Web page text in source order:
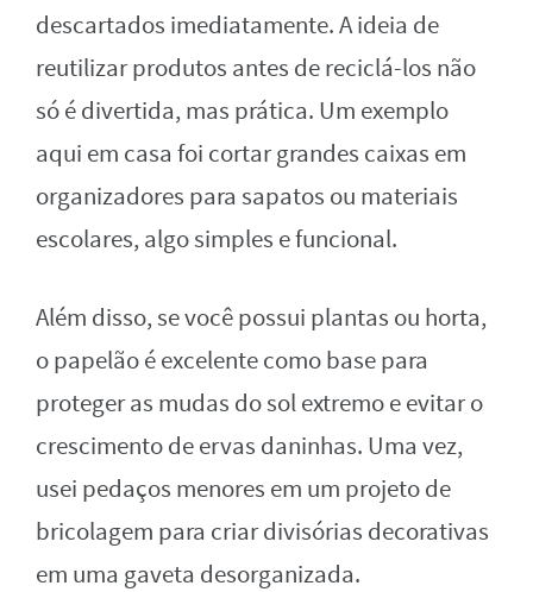
descartados imediatamente. A ideia de
reutilizar produtos antes de reciclá-los não
só é divertida, mas prática. Um exemplo
aqui em casa foi cortar grandes caixas em
organizadores para sapatos ou materiais
escolares, algo simples e funcional.
Além disso, se você possui plantas ou horta,
o papelão é excelente como base para
proteger as mudas do sol extremo e evitar o
crescimento de ervas daninhas. Uma vez,
usei pedaços menores em um projeto de
bricolagem para criar divisórias decorativas
em uma gaveta desorganizada.